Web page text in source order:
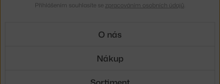
Přihlášením souhlasíte se zpracováním osobních údajů
O nás
Nákup